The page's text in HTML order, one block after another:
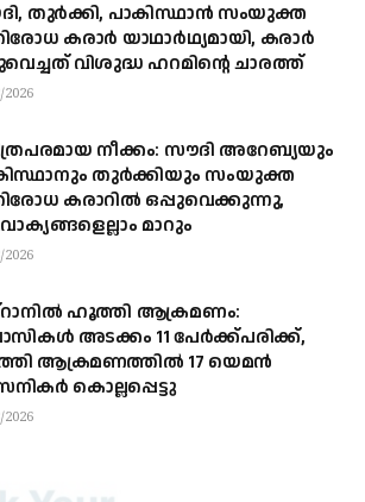
തുര്‍ക്കി, പാകിസ്ഥാന്‍ സംയുക്ത
കരാര്‍ യാഥാര്‍ഥ്യമായി, കരാര്‍
വിശുദ്ധ ഹറമിന്റെ ചാരത്ത്
2026
നീക്കം: സൗദി അറേബ്യയും
തുർക്കിയും സംയുക്ത
കരാറിൽ ഒപ്പുവെക്കുന്നു,
മാറും
2026
ഹൂത്തി ആക്രമണം:
അടക്കം 11 പേർക്ക്പരിക്ക്,
ആക്രമണത്തില്‍ 17 യെമന്‍
കൊല്ലപ്പെട്ടു
2026